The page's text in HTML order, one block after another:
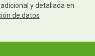
y detallada en
de datos